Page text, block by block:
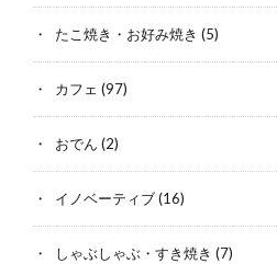
たこ焼き・お好み焼き (5)
カフェ (97)
おでん (2)
イノベーティブ(16)
しゃぶしゃぶ・すき焼き (7)